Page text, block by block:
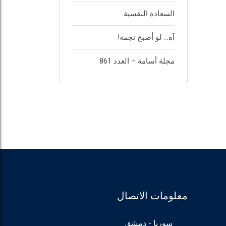
السعادة النفسية
آه… لو أصبح نجمة!
مجلة أسامة – العدد 861
معلومات الاتصال
سوريا - دمشق